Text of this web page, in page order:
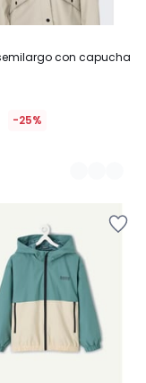
con capucha
-25%